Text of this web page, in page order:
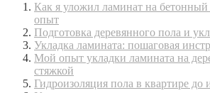
Как я уложил ламинат на
опыт
Подготовка деревянного пола и
Укладка ламината: пошаговая
Мой опыт укладки ламината на
стяжкой
Гидроизоляция пола в квартире до